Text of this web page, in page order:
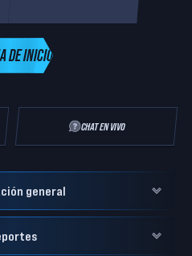
DE INICIO
CHAT EN VIVO
general